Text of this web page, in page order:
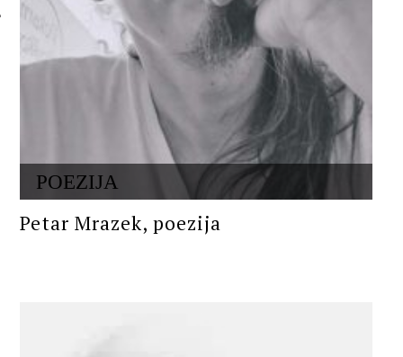
POEZIJA
Petar Mrazek, poezija